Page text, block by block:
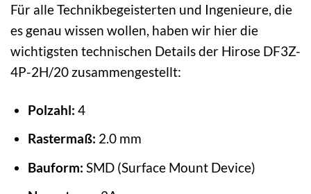
Für alle Technikbegeisterten und Ingenieure, die
es genau wissen wollen, haben wir hier die
wichtigsten technischen Details der Hirose DF3Z-
4P-2H/20 zusammengestellt:
Polzahl: 4
Rastermaß: 2.0 mm
Bauform: SMD (Surface Mount Device)